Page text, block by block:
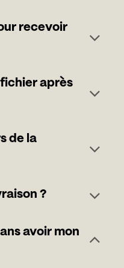
recevoir
après
de la
?
avoir mon